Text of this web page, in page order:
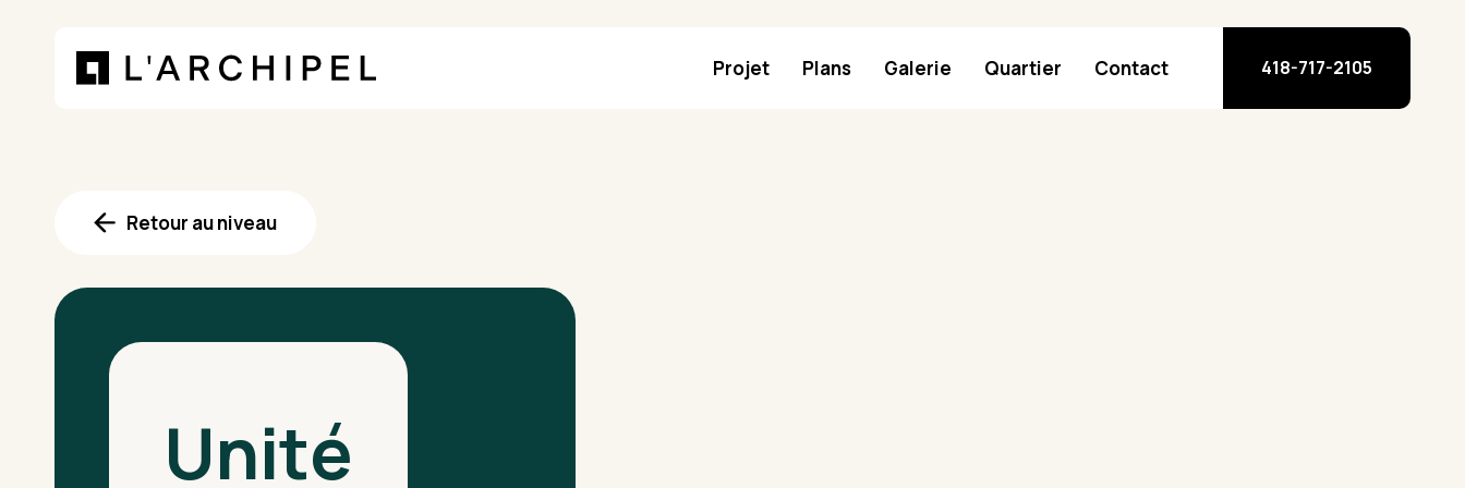
Projet Plans Galerie Quartier Contact 418-717-2105
Retour au niveau
Unité